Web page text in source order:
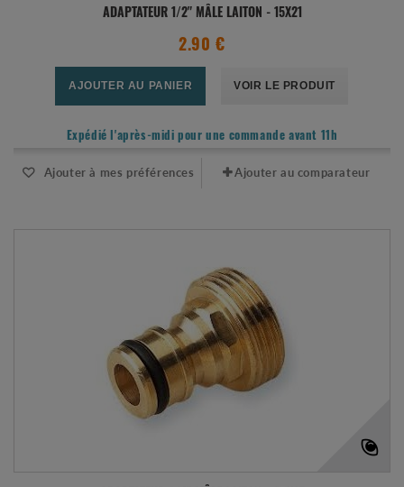
ADAPTATEUR 1/2" MÂLE LAITON - 15X21
2.90 €
AJOUTER AU PANIER VOIR LE PRODUIT
Expédié l'après-midi pour une commande avant 11h
Ajouter à mes préférences Ajouter au comparateur